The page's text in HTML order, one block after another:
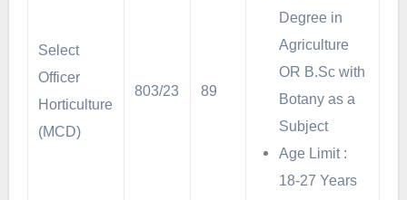
Select
Officer
Horticulture
(MCD)
803/23 89
Degree in
Agriculture
OR B.Sc with
Botany as a
Subject
Age Limit :
18-27 Years